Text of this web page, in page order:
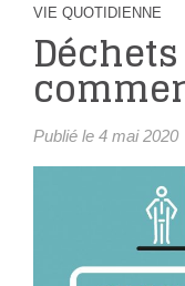
VIE QUOTIDIENNE
Publié le 4 mai 2020